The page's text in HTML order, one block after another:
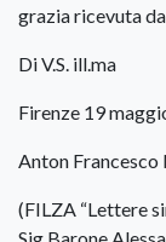
grazia ricevuta
Di V.S. ill.ma
Firenze 19
Anton
(FILZA “Lettere